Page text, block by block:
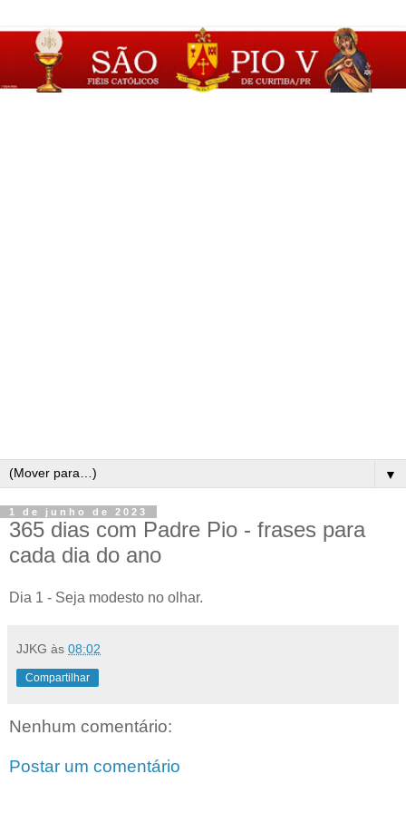
▼
1 de junho de 2023
365 dias com Padre Pio - frases para
cada dia do ano
Dia 1 - Seja modesto no olhar.
JJKG às 08:02
Compartilhar
Nenhum comentário:
Postar um comentário